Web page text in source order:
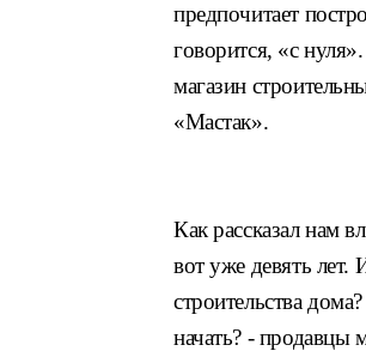
предпочитает
говорится, «с
магазин
«Мастак».
Как рассказал нам
вот уже девять
строительства
начать? - продавцы